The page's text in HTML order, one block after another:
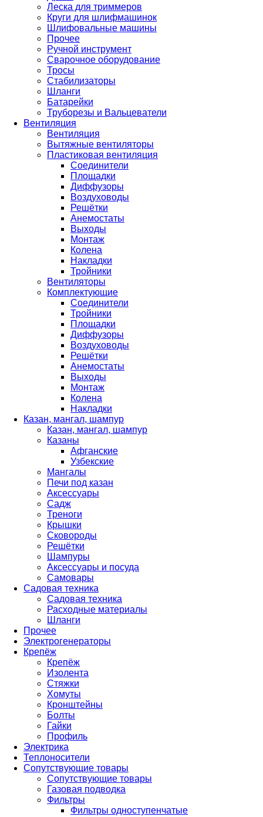
Леска для триммеров
Круги для шлифмашинок
Шлифовальные машины
Прочее
Ручной инструмент
Сварочное оборудование
Тросы
Стабилизаторы
Шланги
Батарейки
Труборезы и Вальцеватели
Вентиляция
Вентиляция
Вытяжные вентиляторы
Пластиковая вентиляция
Соединители
Площадки
Диффузоры
Воздуховоды
Решётки
Анемостаты
Выходы
Монтаж
Колена
Накладки
Тройники
Вентиляторы
Комплектующие
Соединители
Тройники
Площадки
Диффузоры
Воздуховоды
Решётки
Анемостаты
Выходы
Монтаж
Колена
Накладки
Казан, мангал, шампур
Казан, мангал, шампур
Казаны
Афганские
Узбекские
Мангалы
Печи под казан
Аксессуары
Садж
Треноги
Крышки
Сковороды
Решётки
Шампуры
Аксессуары и посуда
Самовары
Садовая техника
Садовая техника
Расходные материалы
Шланги
Прочее
Электрогенераторы
Крепёж
Крепёж
Изолента
Стяжки
Хомуты
Кронштейны
Болты
Гайки
Профиль
Электрика
Теплоносители
Сопутствующие товары
Сопутствующие товары
Газовая подводка
Фильтры
Фильтры одноступенчатые